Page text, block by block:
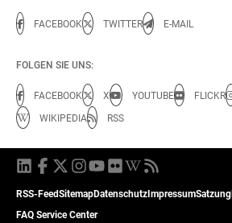
FACEBOOK TWITTER E-MAIL
FOLGEN SIE UNS:
FACEBOOK X YOUTUBE FLICKR
WIKIPEDIA
RSS
RSS-FeedSitemapDatenschutz ImpressumSatzung
FAQ Service Center